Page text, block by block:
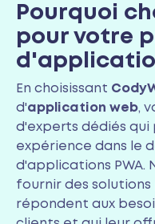
Pourquoi
pour votre
En choisissant
d'application web,
d'experts dédiés qui
expérience dans le
d'applications PWA.
fournir des solutions
répondent aux